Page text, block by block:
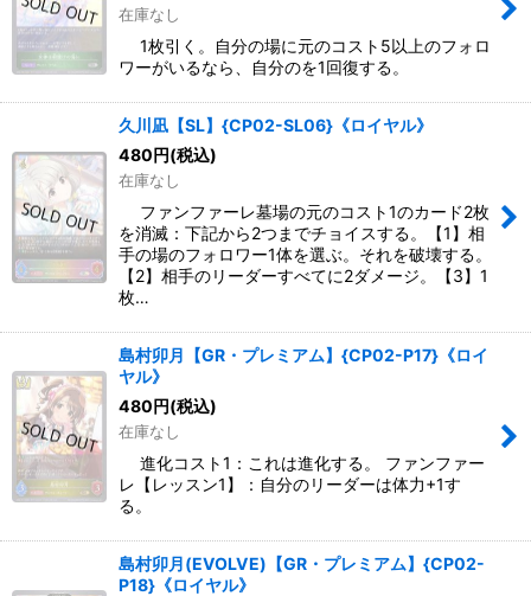
在庫なし
1枚引く。自分の場に元のコスト5以上のフォロ
ワーがいるなら、自分のを1回復する。
久川凪【SL】{CP02-SL06}《ロイヤル》
480円(税込)
在庫なし
ファンファーレ墓場の元のコスト1のカード2枚
を消滅：下記から2つまでチョイスする。【1】相
手の場のフォロワー1体を選ぶ。それを破壊する。
【2】相手のリーダーすべてに2ダメージ。【3】1
枚…
島村卯月【GR・プレミアム】{CP02-P17}《ロイ
ヤル》
480円(税込)
在庫なし
進化コスト1：これは進化する。 ファンファー
レ【レッスン1】：自分のリーダーは体力+1す
る。
島村卯月(EVOLVE)【GR・プレミアム】{CP02-
P18}《ロイヤル》